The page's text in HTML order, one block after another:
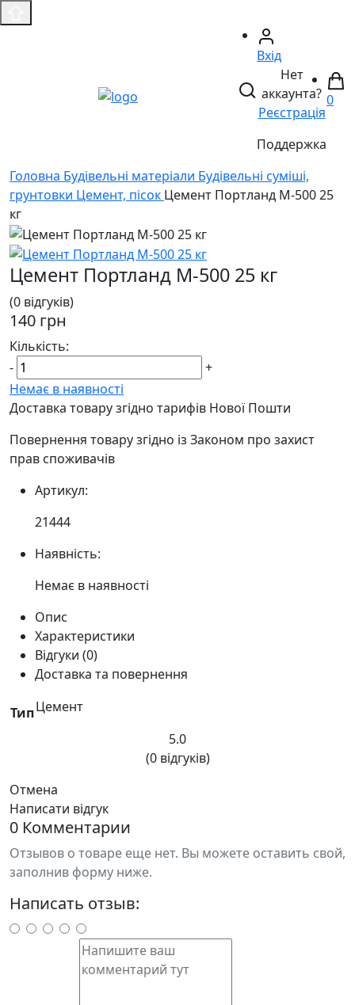
Вхід
Нет
аккаунта?
Реєстрація
Поддержка
0
Головнa Будівельні матеріали Будівельні суміші,
грунтовки Цемент, пісок Цемент Портланд М-500 25
кг
Цемент Портланд М-500 25 кг
(0 відгуків)
140 грн
Кількість:
-
+
Немає в наявності
Доставка товару згідно тарифів Нової Пошти
Повернення товару згідно із Законом про захист
прав споживачів
Артикул:
21444
Наявність:
Немає в наявності
Опис
Характеристики
Відгуки (0)
Доставка та повернення
ТипЦемент
5.0
(0 відгуків)
Отмена
Написати відгук
0 Комментарии
Отзывов о товаре еще нет. Вы можете оставить свой,
заполнив форму ниже.
Написать отзыв: